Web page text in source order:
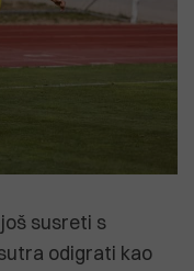
susreti s
odigrati kao